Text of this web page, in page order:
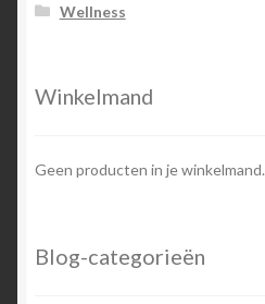
Wellness
Winkelmand
Geen producten in je winkelmand.
Blog-categorieën